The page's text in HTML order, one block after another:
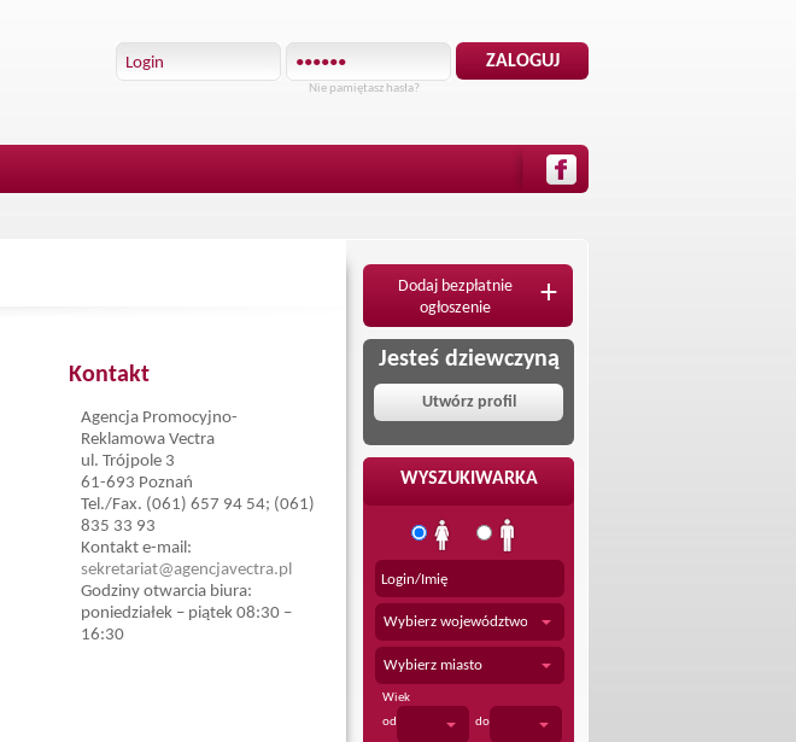
Nie pamiętasz hasła?
Kontakt
Agencja Promocyjno-
Reklamowa Vectra
ul. Trójpole 3
61-693 Poznań
Tel./Fax. (061) 657 94 54; (061)
835 33 93
Kontakt e-mail:
sekretariat@agencjavectra.pl
Godziny otwarcia biura:
poniedziałek – piątek 08:30 –
16:30
Dodaj bezpłatnie
ogłoszenie
+
Jesteś dziewczyną
Utwórz profil
WYSZUKIWARKA
Wybierz województwo
Wybierz miasto
Wiek
od
do